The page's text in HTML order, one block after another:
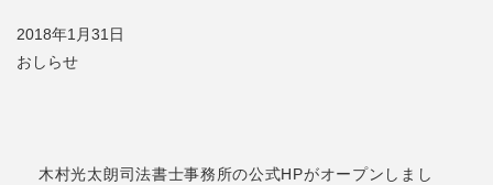
2018年1月31日
おしらせ
木村光太朗司法書士事務所の公式HPがオープンしまし